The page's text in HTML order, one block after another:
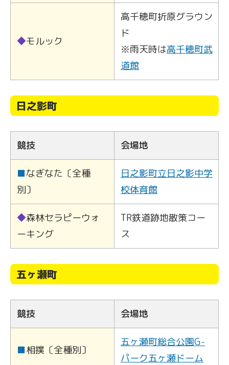
◆モルック
高千穂町折原グラウン
ド
※雨天時は高千穂町武
道館
日之影町
競技 会場地
■なぎなた〔全種
別〕
日之影町立日之影中学
校体育館
◆森林セラピーウォ
ーキング
TR鉄道跡地散策コー
ス
五ヶ瀬町
競技 会場地
■相撲〔全種別〕
五ヶ瀬町総合公園G-
パーク五ヶ瀬ドーム